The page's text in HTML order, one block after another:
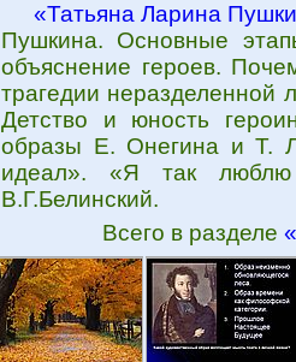
«Татьяна Ларина
Пушкина. Основные
объяснение героев.
трагедии
Детство и юность
образы Е. Онегина и Т.
идеал». «Я так
В.Г.Белинский.
Всего в разделе